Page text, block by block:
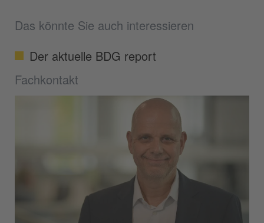
Das könnte Sie auch interessieren
Der aktuelle BDG report
Fachkontakt